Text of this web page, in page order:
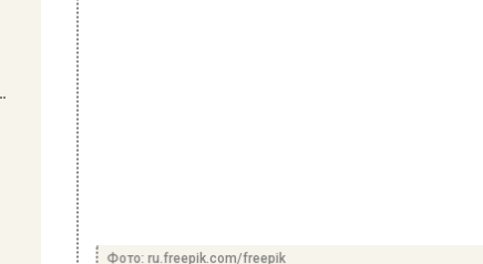
Фото: ru.freepik.com/freepik